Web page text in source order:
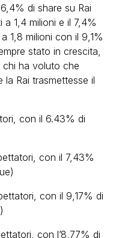
di share su Rai
a 1,4 milioni e il 7,4%
1,8 milioni con il 9,1%
stato in crescita,
chi ha voluto che
la Rai trasmettesse il
con il 6.43% di
con il 7,43%
con il 9,17% di
con l’8,77% di